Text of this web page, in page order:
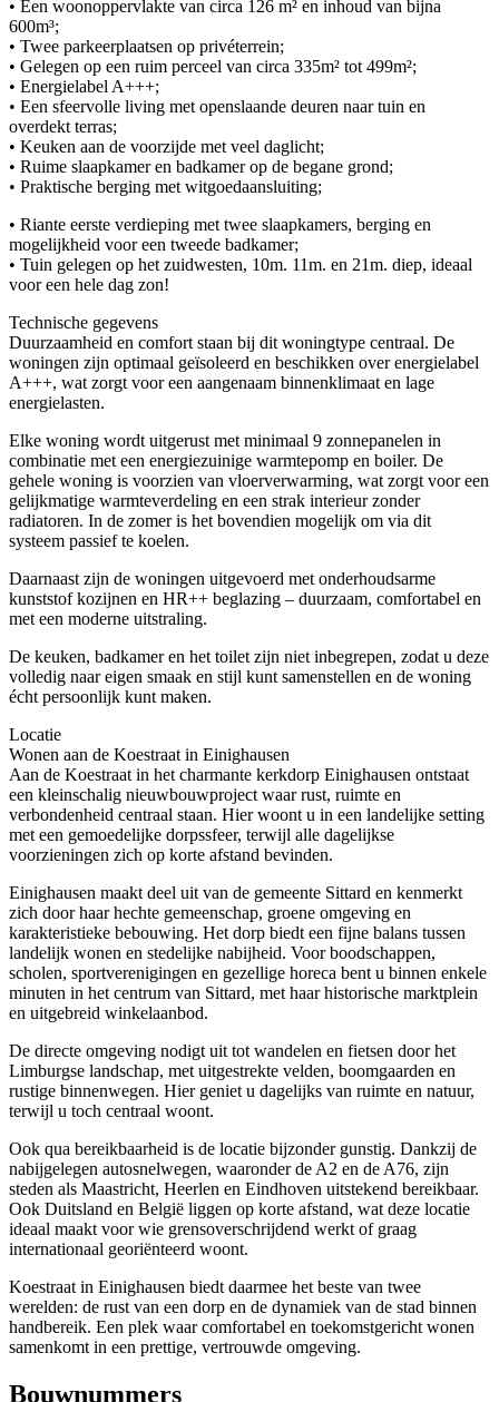
• Een woonoppervlakte van circa 126 m² en inhoud van bijna
600m³;
• Twee parkeerplaatsen op privéterrein;
• Gelegen op een ruim perceel van circa 335m² tot 499m²;
• Energielabel A+++;
• Een sfeervolle living met openslaande deuren naar tuin en
overdekt terras;
• Keuken aan de voorzijde met veel daglicht;
• Ruime slaapkamer en badkamer op de begane grond;
• Praktische berging met witgoedaansluiting;
• Riante eerste verdieping met twee slaapkamers, berging en
mogelijkheid voor een tweede badkamer;
• Tuin gelegen op het zuidwesten, 10m. 11m. en 21m. diep, ideaal
voor een hele dag zon!
Technische gegevens
Duurzaamheid en comfort staan bij dit woningtype centraal. De
woningen zijn optimaal geïsoleerd en beschikken over energielabel
A+++, wat zorgt voor een aangenaam binnenklimaat en lage
energielasten.
Elke woning wordt uitgerust met minimaal 9 zonnepanelen in
combinatie met een energiezuinige warmtepomp en boiler. De
gehele woning is voorzien van vloerverwarming, wat zorgt voor een
gelijkmatige warmteverdeling en een strak interieur zonder
radiatoren. In de zomer is het bovendien mogelijk om via dit
systeem passief te koelen.
Daarnaast zijn de woningen uitgevoerd met onderhoudsarme
kunststof kozijnen en HR++ beglazing – duurzaam, comfortabel en
met een moderne uitstraling.
De keuken, badkamer en het toilet zijn niet inbegrepen, zodat u deze
volledig naar eigen smaak en stijl kunt samenstellen en de woning
écht persoonlijk kunt maken.
Locatie
Wonen aan de Koestraat in Einighausen
Aan de Koestraat in het charmante kerkdorp Einighausen ontstaat
een kleinschalig nieuwbouwproject waar rust, ruimte en
verbondenheid centraal staan. Hier woont u in een landelijke setting
met een gemoedelijke dorpssfeer, terwijl alle dagelijkse
voorzieningen zich op korte afstand bevinden.
Einighausen maakt deel uit van de gemeente Sittard en kenmerkt
zich door haar hechte gemeenschap, groene omgeving en
karakteristieke bebouwing. Het dorp biedt een fijne balans tussen
landelijk wonen en stedelijke nabijheid. Voor boodschappen,
scholen, sportverenigingen en gezellige horeca bent u binnen enkele
minuten in het centrum van Sittard, met haar historische marktplein
en uitgebreid winkelaanbod.
De directe omgeving nodigt uit tot wandelen en fietsen door het
Limburgse landschap, met uitgestrekte velden, boomgaarden en
rustige binnenwegen. Hier geniet u dagelijks van ruimte en natuur,
terwijl u toch centraal woont.
Ook qua bereikbaarheid is de locatie bijzonder gunstig. Dankzij de
nabijgelegen autosnelwegen, waaronder de A2 en de A76, zijn
steden als Maastricht, Heerlen en Eindhoven uitstekend bereikbaar.
Ook Duitsland en België liggen op korte afstand, wat deze locatie
ideaal maakt voor wie grensoverschrijdend werkt of graag
internationaal georiënteerd woont.
Koestraat in Einighausen biedt daarmee het beste van twee
werelden: de rust van een dorp en de dynamiek van de stad binnen
handbereik. Een plek waar comfortabel en toekomstgericht wonen
samenkomt in een prettige, vertrouwde omgeving.
Bouwnummers